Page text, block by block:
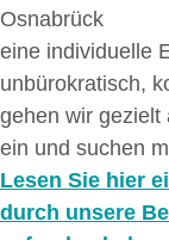
Osnabrück
eine individuelle
unbürokratisch,
gehen wir gezielt
ein und suchen
Lesen Sie hier
durch unsere